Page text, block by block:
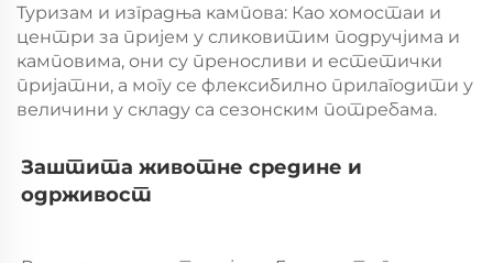
Туризам и изградња кампова: Као хомостаи и
центри за пријем у сликовитим подручјима и
камповима, они су преносливи и естетички
пријатни, а могу се флексибилно прилагодити у
величини у складу са сезонским потребама.
Заштита животне средине и
одрживост